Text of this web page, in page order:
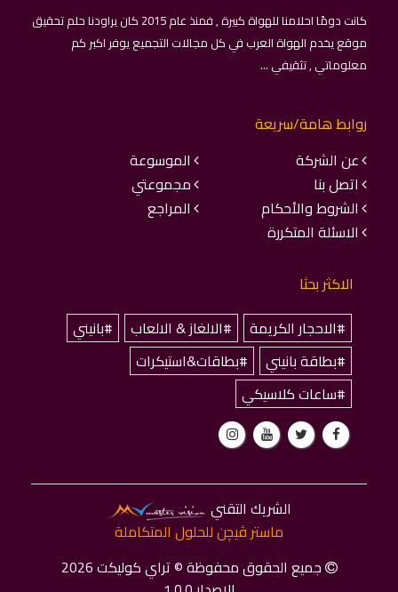
كانت دومًا احلامنا للهواة كبيرة , فمنذ عام 2015 كان يراودنا حلم تحقيق
موقع يخدم الهواة العرب في كل مجالات التجميع يوفر اكبر كم
معلوماتي , تثقيفي ...
روابط هامة/سريعة
عن الشركة
الموسوعة
اتصل بنا
مجموعتي
الشروط والأحكام
المراجع
الاسئلة المتكررة
الاكثر بحثا
#الاحجار الكريمة
#الالغاز & الالعاب
#بانيني
#بطاقة بانيني
#بطاقات&استيكرات
#ساعات كلاسيكي
الشريك التقني
ماستر ﭬﻴﭽﻦ للحلول المتكاملة
جميع الحقوق محفوظة © تراي كوليكت 2026